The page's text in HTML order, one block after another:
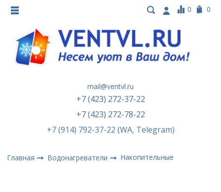
0 0
mail@ventvl.ru
+7 (423) 272-37-22
+7 (423) 272-78-22
+7 (914) 792-37-22 (WA, Telegram)
Главная Водонагреватели Накопительные